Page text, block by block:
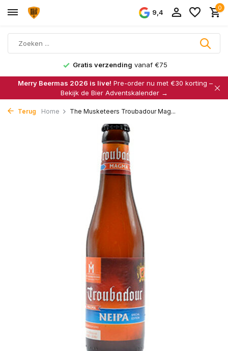
9,4
0
Gratis verzending vanaf €75
Merry Beermas 2026 is live! Pre-order nu met €30 korting –
Bekijk de Bier Adventskalender →
Terug Home The Musketeers Troubadour Mag...